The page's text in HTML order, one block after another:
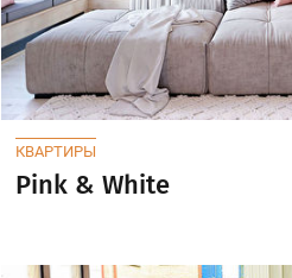
КВАРТИРЫ
Pink & White